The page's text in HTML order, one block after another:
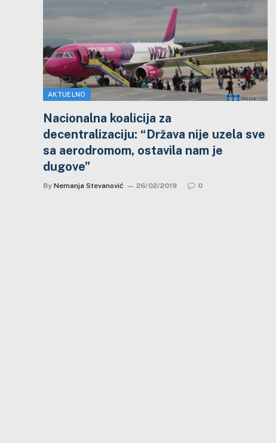
AKTUELNO
Nacionalna koalicija za
decentralizaciju: “Država nije uzela sve
sa aerodromom, ostavila nam je
dugove”
By Nemanja Stevanović 26/02/2019 0